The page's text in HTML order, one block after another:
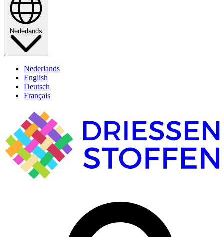
Nederlands
Nederlands
English
Deutsch
Français